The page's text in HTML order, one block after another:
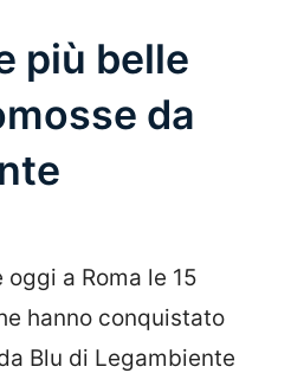
più belle
da
a Roma le 15
hanno conquistato
Blu di Legambiente